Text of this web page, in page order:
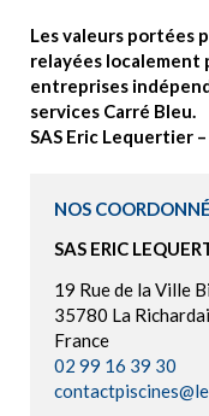
Les valeurs portées
relayées localement
entreprises
services Carré Bleu.
SAS Eric Lequertier –
NOS
SAS ERIC
19 Rue de la Ville
35780 La
France
02 99 16 39 30